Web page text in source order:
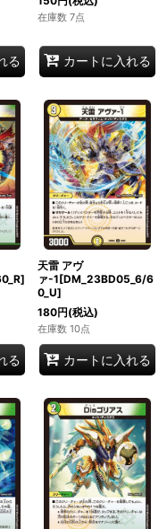
る
在庫数 7点
カートに入れる
る
天雷 アヴ
ァ-1[DM_23BD05_6/6
0_U]
180円(税込)
在庫数 10点
カートに入れる